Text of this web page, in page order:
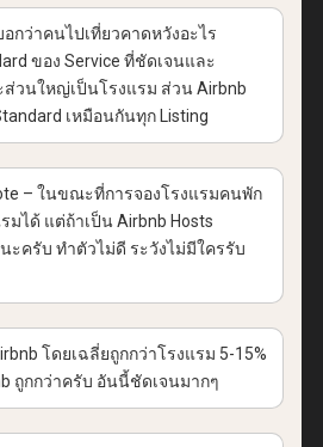
กว่าคนไปเที่ยวคาดหวังอะไร
ของ Service ที่ชัดเจนและ
วนใหญ่เป็นโรงแรม ส่วน Airbnb
เหมือนกันทุก Listing
– ในขณะที่การจองโรงแรมคนพัก
มได้ แต่ถ้าเป็น Airbnb Hosts
ะครับ ทำตัวไม่ดี ระวังไม่มีใครรับ
โดยเฉลี่ยถูกกว่าโรงแรม 5-15%
ถูกกว่าครับ อันนี้ชัดเจนมากๆ